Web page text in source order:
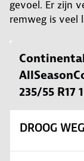
gevoel. Er zijn
remweg is veel
235/55 R17
DROOG